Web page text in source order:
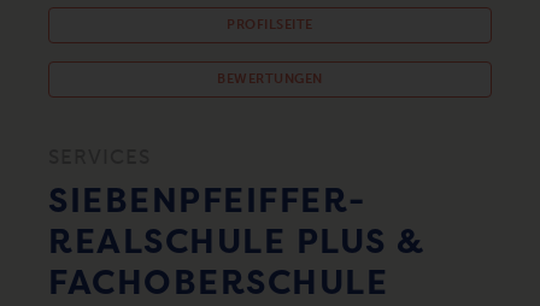
PROFILSEITE
BEWERTUNGEN
SIEBENPFEIFFER-
REALSCHULE PLUS &
FACHOBERSCHULE